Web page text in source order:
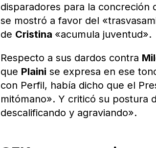
disparadores para la concreción
se mostró a favor del
de Cristina «acumula juventud».
Respecto a sus dardos contra
que Plaini se expresa en ese
con Perfil, había dicho que el
mitómano». Y criticó su postura
descalificando y agraviando».